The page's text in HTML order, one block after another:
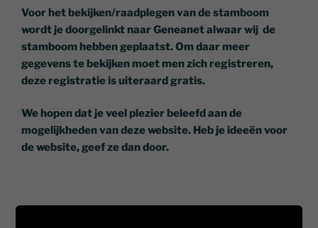
Voor het bekijken/raadplegen van de stamboom
wordt je doorgelinkt naar Geneanet alwaar wij de
stamboom hebben geplaatst. Om daar meer
gegevens te bekijken moet men zich registreren,
deze registratie is uiteraard gratis.
We hopen dat je veel plezier beleefd aan de
mogelijkheden van deze website. Heb je ideeën voor
de website, geef ze dan door.